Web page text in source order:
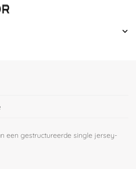
een gestructureerde single jersey-